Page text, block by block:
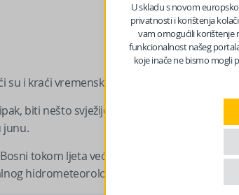
i kraći vremenski periodi sa
biti nešto svježije u odnosu na ljeto 2025.
junu.
tokom ljeta veći je od 60, a na području
hidrometeorološkog zavoda BiH, prenosi
U skladu s novom
privatnosti i korištenja
vam omogućili korištenje
funkcionalnost našeg
koje inače ne bismo mogli